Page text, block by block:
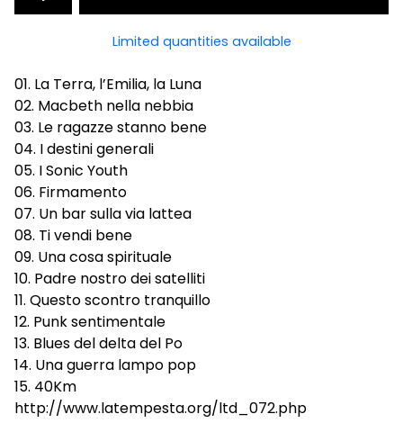
Limited quantities available
01. La Terra, l’Emilia, la Luna
02. Macbeth nella nebbia
03. Le ragazze stanno bene
04. I destini generali
05. I Sonic Youth
06. Firmamento
07. Un bar sulla via lattea
08. Ti vendi bene
09. Una cosa spirituale
10. Padre nostro dei satelliti
11. Questo scontro tranquillo
12. Punk sentimentale
13. Blues del delta del Po
14. Una guerra lampo pop
15. 40Km
http://www.latempesta.org/ltd_072.php